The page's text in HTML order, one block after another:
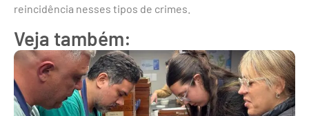
reincidência nesses tipos de crimes.
Veja também: